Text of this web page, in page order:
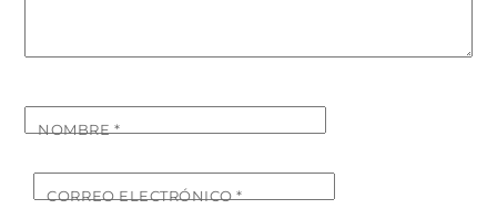
NOMBRE*
CORREO ELECTRÓNICO*